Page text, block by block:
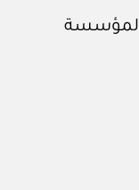
المؤسسة